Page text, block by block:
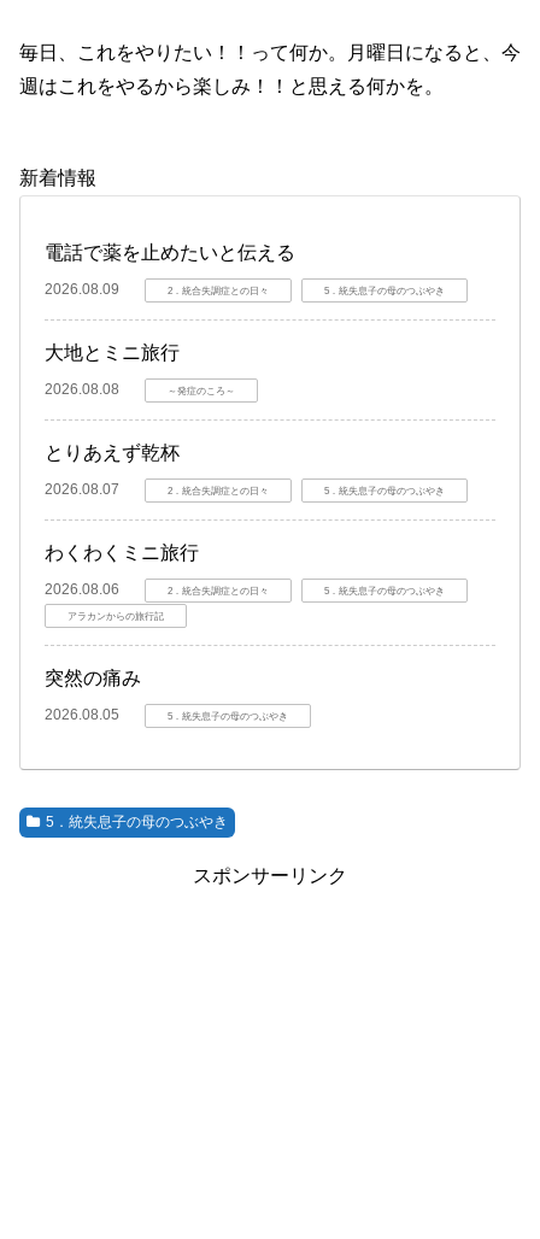
毎日、これをやりたい！！って何か。月曜日になると、今
週はこれをやるから楽しみ！！と思える何かを。
新着情報
電話で薬を止めたいと伝える
2026.08.09 2．統合失調症との日々 5．統失息子の母のつぶやき
大地とミニ旅行
2026.08.08 ～発症のころ～
とりあえず乾杯
2026.08.07 2．統合失調症との日々 5．統失息子の母のつぶやき
わくわくミニ旅行
2026.08.06 2．統合失調症との日々 5．統失息子の母のつぶやき
アラカンからの旅行記
突然の痛み
2026.08.05 5．統失息子の母のつぶやき
5．統失息子の母のつぶやき
スポンサーリンク